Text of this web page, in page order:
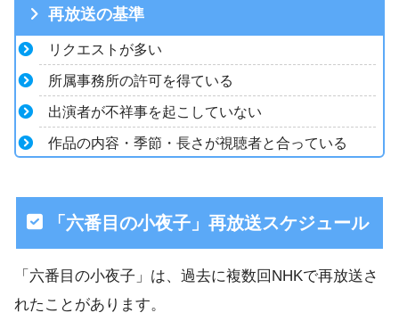
再放送の基準
リクエストが多い
所属事務所の許可を得ている
出演者が不祥事を起こしていない
作品の内容・季節・長さが視聴者と合っている
「六番目の小夜子」再放送スケジュール
「六番目の小夜子」は、過去に複数回NHKで再放送さ
れたことがあります。